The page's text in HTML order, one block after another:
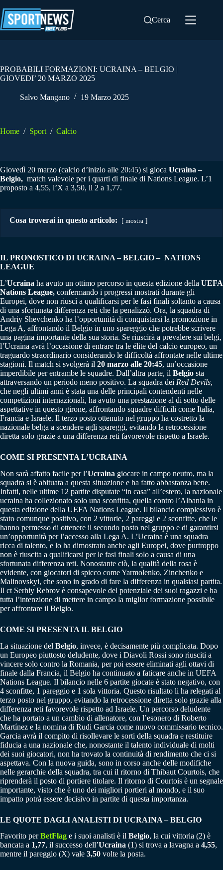
al
contenuto
Cerca
PROBABILI FORMAZIONI: UCRAINA – BELGIO |
GIOVEDI’ 20 MARZO 2025
Salvo Mangano 19 Marzo 2025
Home / Sport / Calcio
Giovedì 20 marzo (calcio d’inizio alle 20:45) si gioca Ucraina –
Belgio, match valevole per i quarti di finale di Nations League. L’1
proposto a 4,55, l’X a 3,50, il 2 a 1,77.
Cosa troverai in questo articolo: mostra
IL PRONOSTICO DI UCRAINA – BELGIO – NATIONS
LEAGUE
L’Ucraina ha avuto un ottimo percorso in questa edizione della UEFA
Nations League, confermando i progressi mostrati durante gli
Europei, dove non riuscì a qualificarsi per le fasi finali soltanto a causa
di una sfortunata differenza reti che la penalizzò. Ora, la squadra di
Andriy Shevchenko ha l’opportunità di conquistarsi la promozione in
Lega A, affrontando il Belgio in uno spareggio che potrebbe scrivere
una pagina importante della sua storia. Se riuscirà a prevalere sui belgi,
l’Ucraina avrà l’occasione di entrare tra le élite del calcio europeo, un
traguardo straordinario considerando le difficoltà affrontate nelle ultime
stagioni. Il match si svolgerà il 20 marzo alle 20:45, un’occasione
imperdibile per entrambe le squadre. Dall’altra parte, il Belgio sta
attraversando un periodo meno positivo. La squadra dei Red Devils,
che negli ultimi anni è stata una delle principali contendenti nelle
competizioni internazionali, ha avuto una prestazione al di sotto delle
aspettative in questo girone, affrontando squadre difficili come Italia,
Francia e Israele. Il terzo posto ottenuto nel gruppo ha costretto la
nazionale belga a scendere agli spareggi, evitando la retrocessione
diretta solo grazie a una differenza reti favorevole rispetto a Israele.
COME SI PRESENTA L’UCRAINA
Non sarà affatto facile per l’Ucraina giocare in campo neutro, ma la
squadra si è abituata a questa situazione e ha fatto abbastanza bene.
Infatti, nelle ultime 12 partite disputate “in casa” all’estero, la nazionale
ucraina ha collezionato solo una sconfitta, quella contro l’Albania in
questa edizione della UEFA Nations League. Il bilancio complessivo è
stato comunque positivo, con 2 vittorie, 2 pareggi e 2 sconfitte, che le
hanno permesso di ottenere il secondo posto nel gruppo e di garantirsi
un’opportunità per l’accesso alla Lega A. L’Ucraina è una squadra
ricca di talento, e lo ha dimostrato anche agli Europei, dove purtroppo
non è riuscita a qualificarsi per le fasi finali solo a causa di una
sfortunata differenza reti. Nonostante ciò, la qualità della rosa è
evidente, con giocatori di spicco come Yarmolenko, Zinchenko e
Malinovskyi, che sono in grado di fare la differenza in qualsiasi partita.
Il ct Serhiy Rebrov è consapevole del potenziale dei suoi ragazzi e ha
tutta l’intenzione di mettere in campo la miglior formazione possibile
per affrontare il Belgio.
COME SI PRESENTA IL BELGIO
La situazione del Belgio, invece, è decisamente più complicata. Dopo
un Europeo piuttosto deludente, dove i Diavoli Rossi sono riusciti a
vincere solo contro la Romania, per poi essere eliminati agli ottavi di
finale dalla Francia, il Belgio ha continuato a faticare anche in UEFA
Nations League. Il bilancio nelle 6 partite giocate è stato negativo, con
4 sconfitte, 1 pareggio e 1 sola vittoria. Questo risultato li ha relegati al
terzo posto nel gruppo, evitando la retrocessione diretta solo grazie alla
differenza reti favorevole rispetto ad Israele. Un percorso deludente
che ha portato a un cambio di allenatore, con l’esonero di Roberto
Martínez e la nomina di Rudi Garcia come nuovo commissario tecnico.
Garcia avrà il compito di risollevare le sorti della squadra e restituire
fiducia a una nazionale che, nonostante il talento individuale di molti
dei suoi giocatori, non ha trovato la continuità di rendimento che ci si
aspettava. Con la nuova guida, sono in corso anche delle modifiche
nelle gerarchie della squadra, tra cui il ritorno di Thibaut Courtois, che
riprenderà il posto di portiere titolare. Il ritorno di Courtois è un segnale
importante, visto che è uno dei migliori portieri al mondo, e il suo
impatto potrà essere decisivo in partite di questa importanza.
LE QUOTE DAGLI ANALISTI DI UCRAINA – BELGIO
Favorito perBetFlag e i suoi analisti è il Belgio, la cui vittoria (2) è
bancata a 1,77, il successo dell’Ucraina (1) si trova a lavagna a 4,55,
mentre il pareggio (X) vale 3,50 volte la posta.